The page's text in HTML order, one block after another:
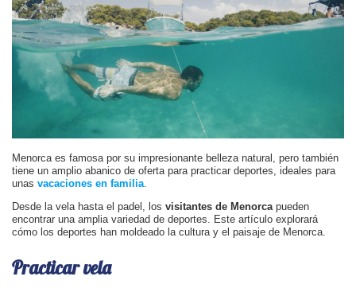
Menorca es famosa por su impresionante belleza natural, pero también
tiene un amplio abanico de oferta para practicar deportes, ideales para
unas vacaciones en familia.
Desde la vela hasta el padel, los visitantes de Menorca pueden
encontrar una amplia variedad de deportes. Este artículo explorará
cómo los deportes han moldeado la cultura y el paisaje de Menorca.
Practicar vela